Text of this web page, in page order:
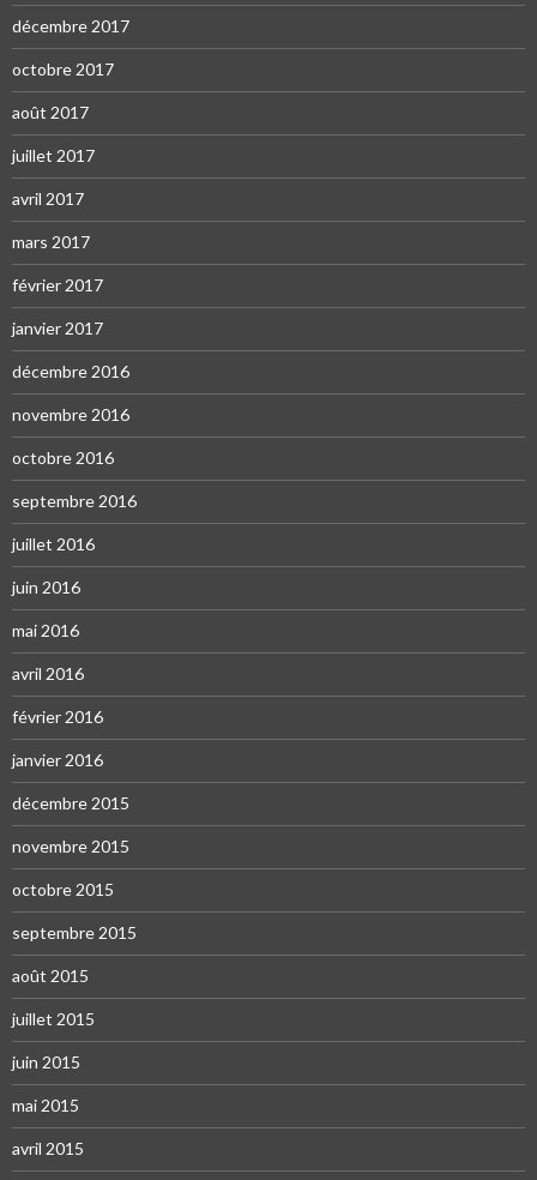
décembre 2017
octobre 2017
août 2017
juillet 2017
avril 2017
mars 2017
février 2017
janvier 2017
décembre 2016
novembre 2016
octobre 2016
septembre 2016
juillet 2016
juin 2016
mai 2016
avril 2016
février 2016
janvier 2016
décembre 2015
novembre 2015
octobre 2015
septembre 2015
août 2015
juillet 2015
juin 2015
mai 2015
avril 2015